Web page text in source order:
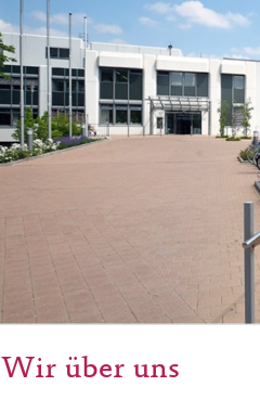
Wir über uns